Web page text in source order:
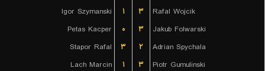
Igor Szymanski
۱ ۳
Rafal Wojcik
Petas Kacper
۰ ۳
Jakub Folwarski
Stapor Rafal
۳ ۲
Adrian Spychala
Lach Marcin
۱ ۳
Piotr Gumulinski